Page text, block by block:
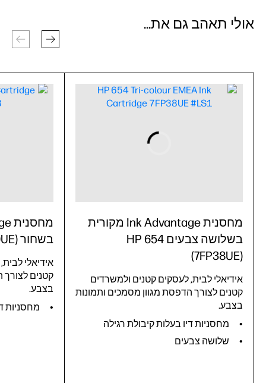
אולי תאהב גם את...
בשחור HP 654 (7FP39UE)
אידיאלי
קטנים לצורך
בצבע.
מחסניות
מחסנית Ink Advantage מקורית
בשלושה צבעים HP 654
(7FP38UE)
אידיאלי לבית, לעסקים קטנים ולמשרדים
קטנים לצורך הדפסת מגוון מסמכים ותמונות
בצבע.
מחסניות דיו בעלות קיבולת רגילה
שלושה צבעים